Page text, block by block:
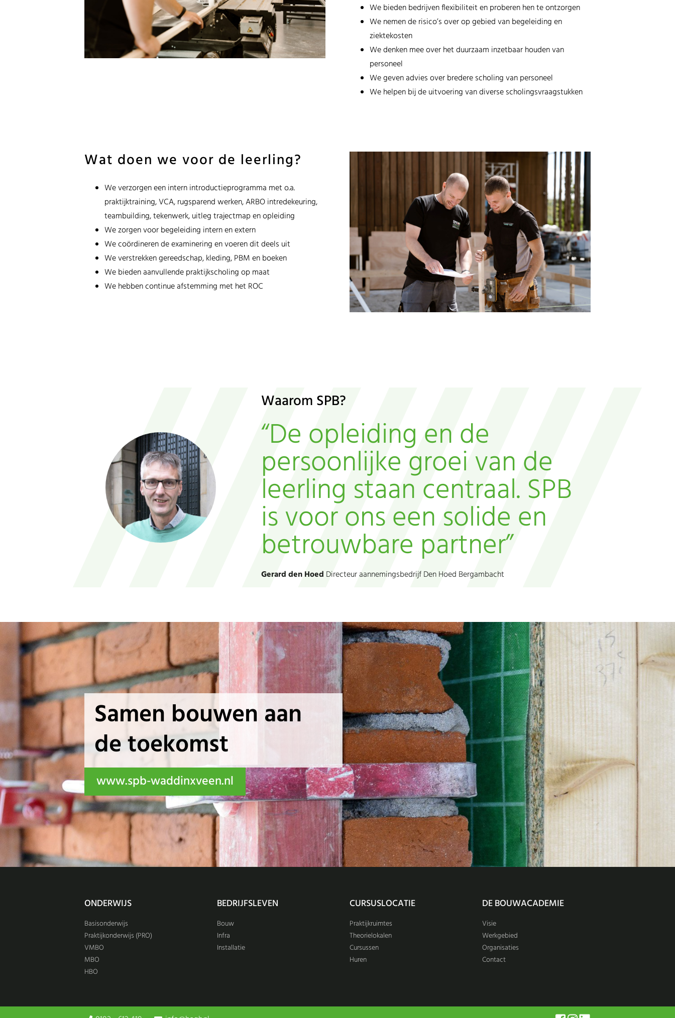
We bieden bedrijven flexibiliteit en proberen hen te ontzorgen
We nemen de risico’s over op gebied van begeleiding en
ziektekosten
We denken mee over het duurzaam inzetbaar houden van
personeel
We geven advies over bredere scholing van personeel
We helpen bij de uitvoering van diverse scholingsvraagstukken
Wat doen we voor de leerling?
We verzorgen een intern introductieprogramma met o.a.
praktijktraining, VCA, rugsparend werken, ARBO intredekeuring,
teambuilding, tekenwerk, uitleg trajectmap en opleiding
We zorgen voor begeleiding intern en extern
We coördineren de examinering en voeren dit deels uit
We verstrekken gereedschap, kleding, PBM en boeken
We bieden aanvullende praktijkscholing op maat
We hebben continue afstemming met het ROC
Waarom SPB?
“De opleiding en de
persoonlijke groei van de
leerling staan centraal. SPB
is voor ons een solide en
betrouwbare partner”
Gerard den Hoed Directeur aannemingsbedrijf Den Hoed Bergambacht
Samen bouwen aan
de toekomst
www.spb-waddinxveen.nl
ONDERWIJS
Basisonderwijs
Praktijkonderwijs (PRO)
VMBO
MBO
HBO
BEDRIJFSLEVEN
Bouw
Infra
Installatie
CURSUSLOCATIE
Praktijkruimtes
Theorielokalen
Cursussen
Huren
DE BOUWACADEMIE
Visie
Werkgebied
Organisaties
Contact